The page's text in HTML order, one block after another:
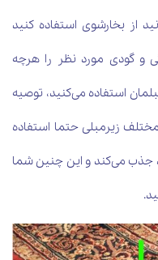
از بخارشوی استفاده کنید
و گودی مورد نظر را هرچه
استفاده می‌کنید، توصیه
زیرمبلی حتما استفاده
جذب می‌کند و این چنین شما